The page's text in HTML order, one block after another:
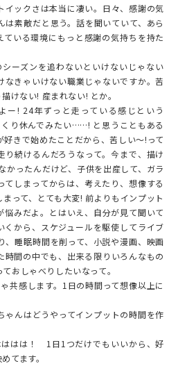
イックさは本当に凄い。日々、感謝の気
素敵だと思う。話を聞いていて、あら
ている環境にもっと感謝の気持ちを持た
ーズンを追わないといけないじゃない
きゃいけない職業じゃないですか。苦
けない! 産まれない! とか。
ー! 24年ずっと走っている感じという
り休んでみたい……! と思うこともある
きで始めたことだから、苦しい〜!って
り続けるんだろうなって。今まで、描け
かったんだけど、子供を出産して、ガラ
てしまってからは、考えたり、想像する
って、とても大変! 前よりもインプット
悩みだよ。とはいえ、自分が見て聞いて
くから、スケジュールを駆使してライブ
、睡眠時間を削って、小説や漫画、映画
時間の中でも、出来る限りいろんなもの
おしゃべりしたいなって。
感します。1日の時間って想像以上に
んはどうやってインプットの時間を作
はは！ 1日1つだけでもいいから、好
てます。